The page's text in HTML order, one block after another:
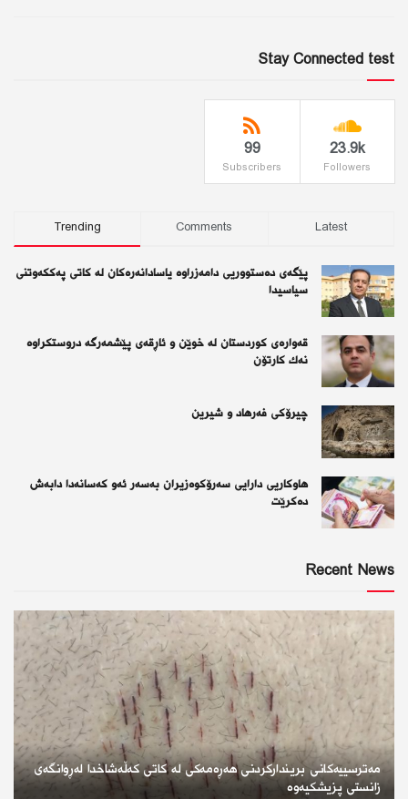
Stay Connected test
23.9k
Followers
99
Subscribers
Trending Comments Latest
پێگەی دەستووریی دامەزراوە یاسادانەرەكان لە كاتی پەككەوتنی
سیاسیدا
قەوارەی كوردستان لە خوێن و ئاڕقەی پێشمەرگە دروستكراوە
نەك كارتۆن
چیرۆكی فەرهاد و شیرین
هاوکاریی دارایی سەرۆکوەزیران بەسەر ئەو كەسانەدا دابەش
دەکرێت
Recent News
مەترسییەکانی بریندارکردنی هەڕەمەکی لە کاتی کەڵەشاخدا لەڕوانگەی
زانستی پزیشکیەوە